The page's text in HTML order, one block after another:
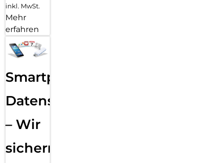
inkl. MwSt.
Mehr
erfahren
Smartphone
Datensicherung
– Wir
sichern